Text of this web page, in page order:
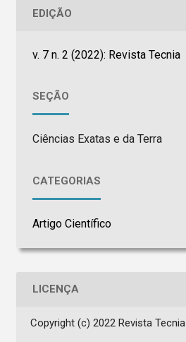
EDIÇÃO
v. 7 n. 2 (2022): Revista Tecnia
SEÇÃO
Ciências Exatas e da Terra
CATEGORIAS
Artigo Científico
LICENÇA
Copyright (c) 2022 Revista Tecnia